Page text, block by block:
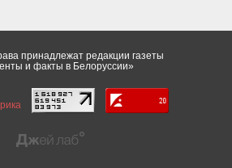
принадлежат редакции газеты
и факты в Белоруссии»